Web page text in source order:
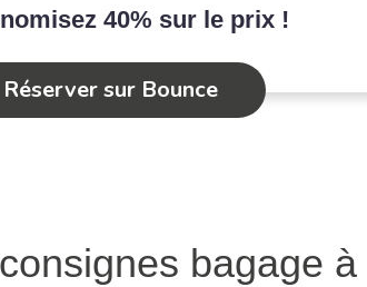
40% sur le prix !
Réserver sur Bounce
bagage